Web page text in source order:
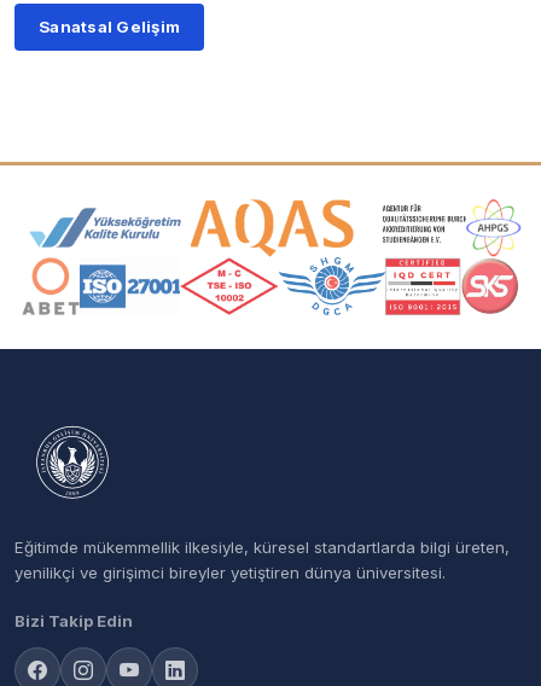
Sanatsal Gelişim
Akreditasyon ve Üyelik Logoları
Eğitimde mükemmellik ilkesiyle, küresel standartlarda bilgi üreten,
yenilikçi ve girişimci bireyler yetiştiren dünya üniversitesi.
Bizi Takip Edin